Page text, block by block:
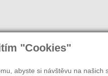
"Cookies"
abyste si návštěvu na